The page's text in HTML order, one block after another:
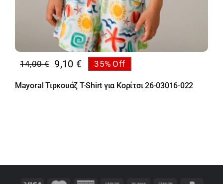
14,00€
Original
price
was:
9,10 €
Η
τρέχουσα
τιμή
35% Off
Mayoral Τιρκουάζ T-Shirt για Κορίτσι 26-03016-022